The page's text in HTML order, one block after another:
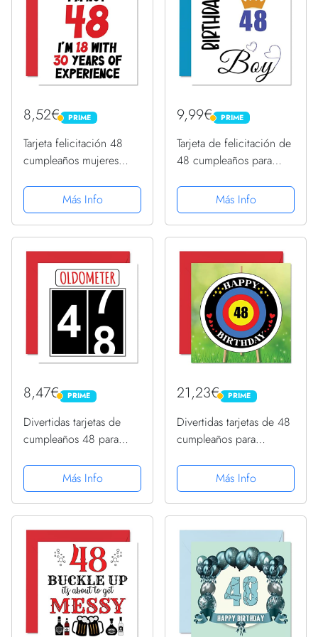
8,52€ PRIME
PRIME
Tarjeta felicitación 48
cumpleaños mujeres
años experiencia,
divertida tarjeta
felicitación 48 años
ocho, mamá,...
Más Info
9,99€ PRIME
PRIME
Tarjeta de felicitación de
48 cumpleaños para
cumpleaños, para
hombre de 48 años,
padre, hermano, primo,
145 mm,...
Más Info
8,47€ PRIME
PRIME
Divertidas tarjetas de
cumpleaños 48 para
olómetro, tarjeta de feliz
cumpleaños para papá,
mamá, hermano, tarjetas
Más Info
21,23€ PRIME
PRIME
Divertidas tarjetas de 48
cumpleaños para
edad objetivo, tarjeta de
feliz cumpleaños para
papá, mamá, tarjetas de
Más Info